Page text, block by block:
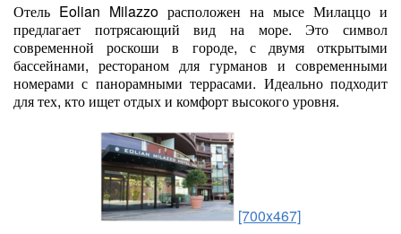
Отель Eolian Milazzo расположен на мысе Милаццо и
предлагает потрясающий вид на море. Это символ
современной роскоши в городе, с двумя открытыми
бассейнами, рестораном для гурманов и современными
номерами с панорамными террасами. Идеально подходит
для тех, кто ищет отдых и комфорт высокого уровня.
[700x467]